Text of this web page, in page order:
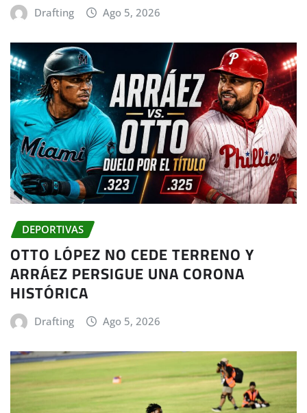
Drafting Ago 5, 2026
DEPORTIVAS
OTTO LÓPEZ NO CEDE TERRENO Y
ARRÁEZ PERSIGUE UNA CORONA
HISTÓRICA
Drafting Ago 5, 2026